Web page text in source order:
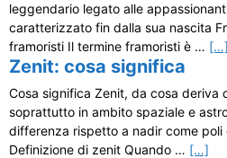
leggendario legato alle
caratterizzato fin dalla sua nascita
framoristi Il termine framoristi è … […]
Zenit: cosa significa
Cosa significa Zenit, da cosa deriva
soprattutto in ambito spaziale e
differenza rispetto a nadir come poli
Definizione di zenit Quando … […]